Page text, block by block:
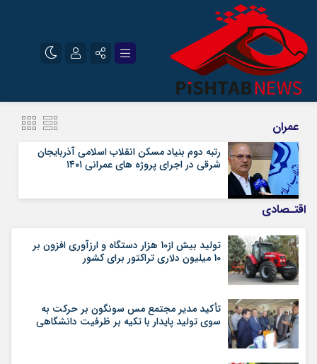
سروش
ایتا
آپارات
رمز عبور
عمران
رتبه دوم بنیاد مسکن انقلاب اسلامی آذربایجان
شرقی در اجرای پروژه های عمرانی ۱۴۰۱
اقتـصادی
تولید بیش از10 هزار دستگاه و ارزآوری افزون بر
10 میلیون دلاری تراکتور برای کشور
تأکید مدیر مجتمع مس سونگون بر حرکت به
سوی تولید پایدار با تکیه بر ظرفیت دانشگاهی